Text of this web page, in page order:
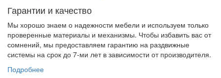
Гарантии и качество
Мы хорошо знаем о надежности мебели и используем только
проверенные материалы и механизмы. Чтобы избавить вас от
сомнений, мы предоставляем гарантию на раздвижные
системы на срок до 7-ми лет в зависимости от производителя.
Подробнее